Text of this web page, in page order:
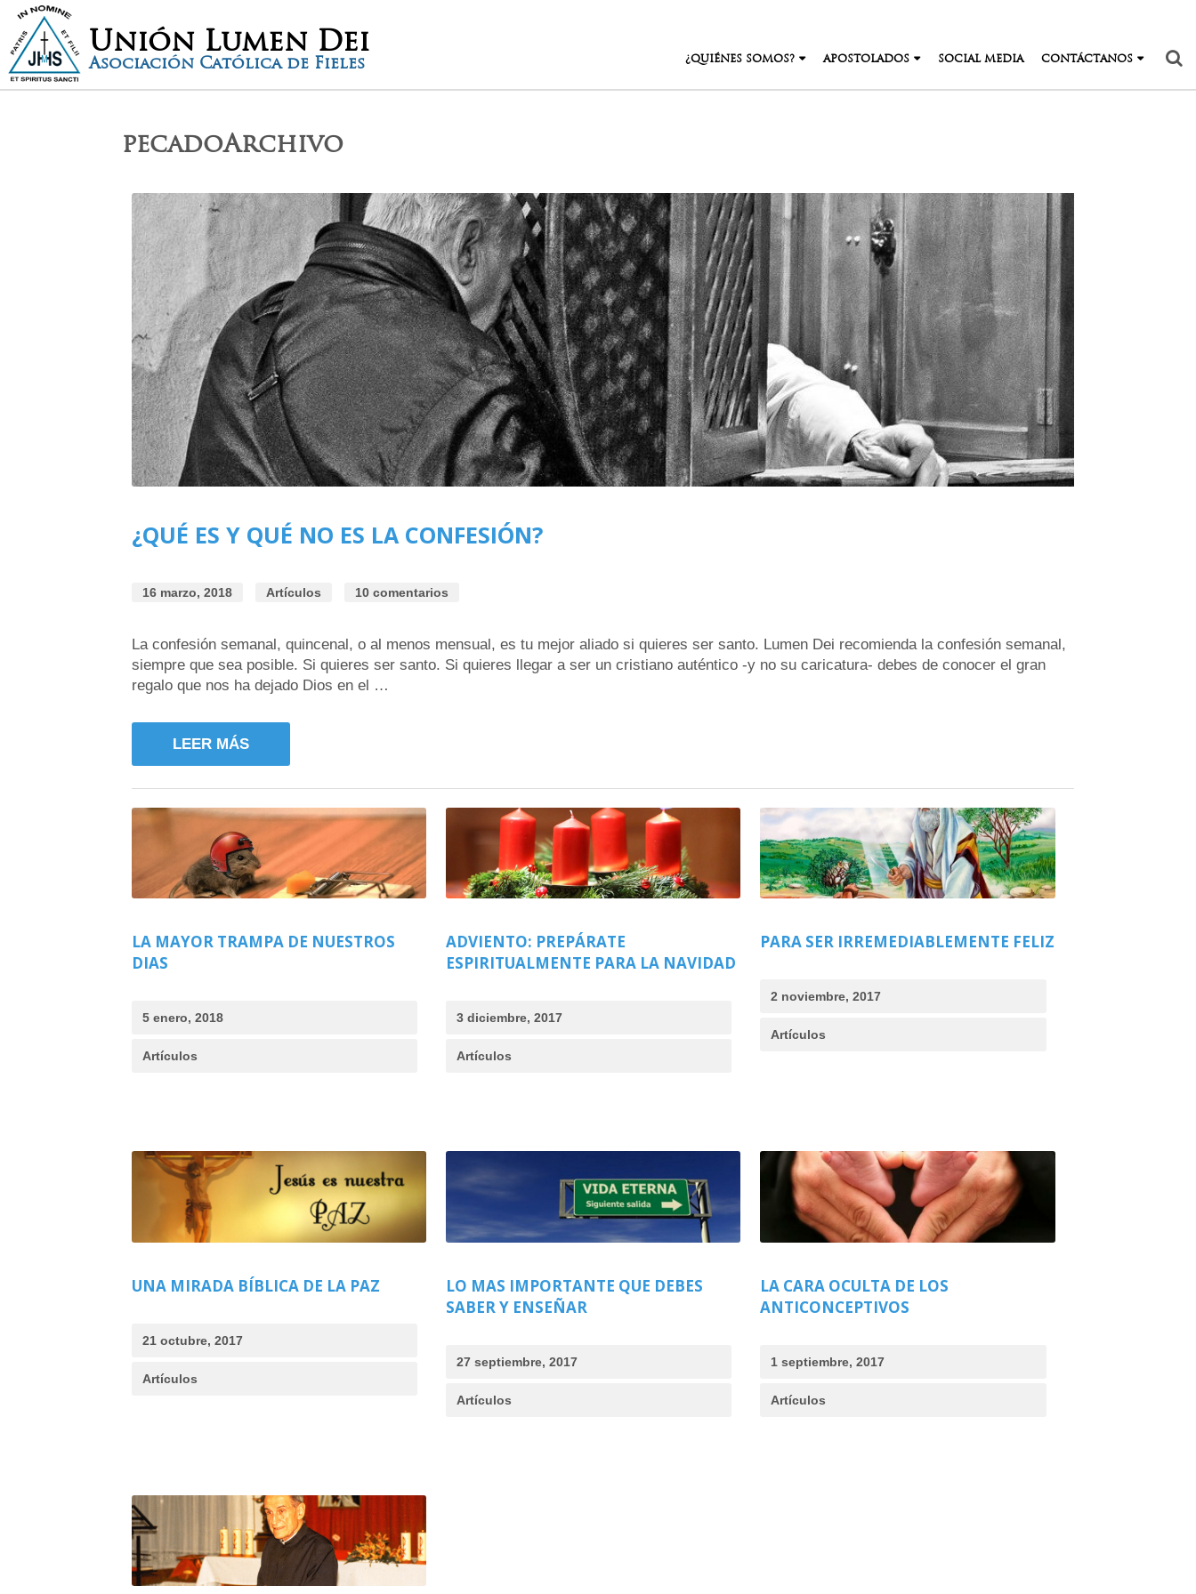
Unión Lumen Dei
Asociación Católica de Fieles ¿QUIÉNES SOMOS? APOSTOLADOS SOCIAL MEDIA CONTÁCTANOS
pecadoArchivo
¿QUÉ ES Y QUÉ NO ES LA CONFESIÓN?
16 marzo, 2018 Artículos 10 comentarios
La confesión semanal, quincenal, o al menos mensual, es tu mejor aliado si quieres ser santo. Lumen Dei recomienda la confesión semanal,
siempre que sea posible. Si quieres ser santo. Si quieres llegar a ser un cristiano auténtico -y no su caricatura- debes de conocer el gran
regalo que nos ha dejado Dios en el …
LEER MÁS
LA MAYOR TRAMPA DE NUESTROS
DIAS
5 enero, 2018
Artículos
ADVIENTO: PREPÁRATE
ESPIRITUALMENTE PARA LA NAVIDAD
3 diciembre, 2017
Artículos
PARA SER IRREMEDIABLEMENTE FELIZ
2 noviembre, 2017
Artículos
UNA MIRADA BÍBLICA DE LA PAZ
21 octubre, 2017
Artículos
LO MAS IMPORTANTE QUE DEBES
SABER Y ENSEÑAR
27 septiembre, 2017
Artículos
LA CARA OCULTA DE LOS
ANTICONCEPTIVOS
1 septiembre, 2017
Artículos